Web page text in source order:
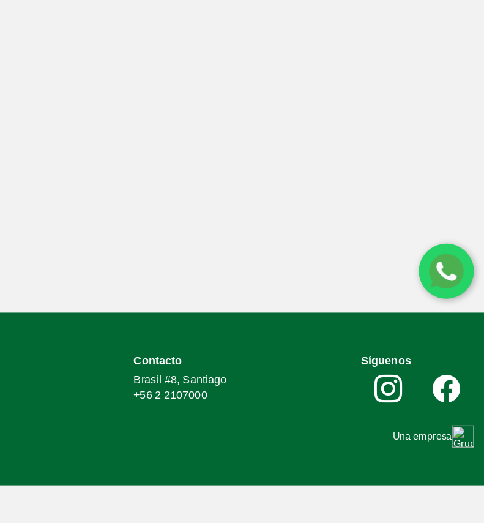
Contacto
Brasil #8, Santiago
+56 2 2107000
Síguenos
Una empresa